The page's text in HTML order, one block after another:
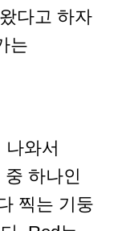
다고 하자
는
와서
하나인
찍는 기둥